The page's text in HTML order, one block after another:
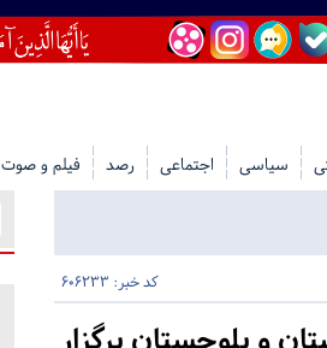
سیاسی اجتماعی رصد فیلم و صوت
کد خبر: 606233